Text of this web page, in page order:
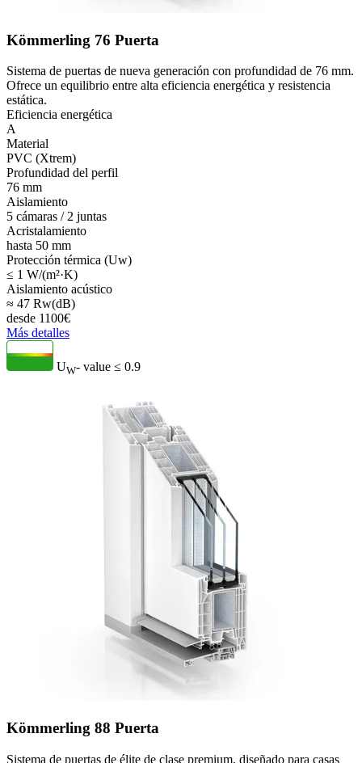
Kömmerling 76 Puerta
Sistema de puertas de nueva generación con profundidad de 76 mm.
Ofrece un equilibrio entre alta eficiencia energética y resistencia
estática.
Eficiencia energética
A
Material
PVC (Xtrem)
Profundidad del perfil
76 mm
Aislamiento
5 cámaras / 2 juntas
Acristalamiento
hasta 50 mm
Protección térmica (Uw)
≤ 1 W/(m²·K)
Aislamiento acústico
≈ 47 Rw(dB)
desde 1100€
Más detalles
UW- value ≤ 0.9
Kömmerling 88 Puerta
Sistema de puertas de élite de clase premium, diseñado para casas